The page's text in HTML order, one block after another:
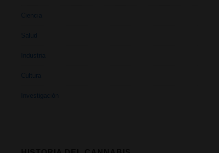
Ciencia
Salud
Industria
Cultura
Investigación